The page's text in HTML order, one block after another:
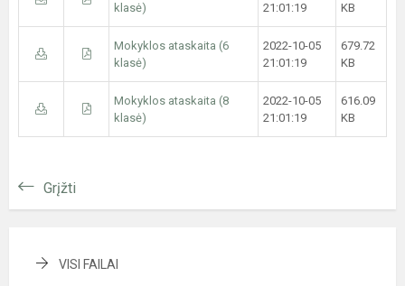
klasė)
21:01:19
KB
Mokyklos ataskaita (6
klasė)
2022-10-05
21:01:19
679.72
KB
Mokyklos ataskaita (8
klasė)
2022-10-05
21:01:19
616.09
KB
Grįžti
VISI FAILAI